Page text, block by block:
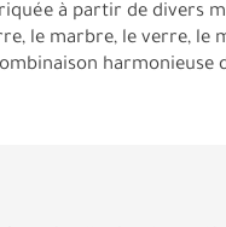
à partir de divers
le marbre, le verre, le
harmonieuse